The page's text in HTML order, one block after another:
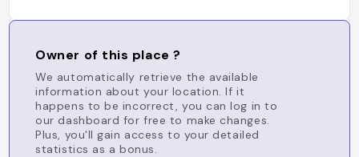
Owner of this place ?
We automatically retrieve the available
information about your location. If it
happens to be incorrect, you can log in to
our dashboard for free to make changes.
Plus, you'll gain access to your detailed
statistics as a bonus.